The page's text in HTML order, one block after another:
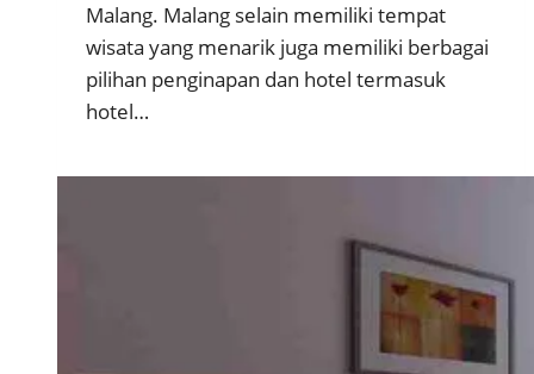
Malang. Malang selain memiliki tempat
wisata yang menarik juga memiliki berbagai
pilihan penginapan dan hotel termasuk
hotel…